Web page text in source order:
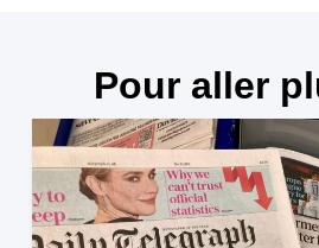
Pour aller